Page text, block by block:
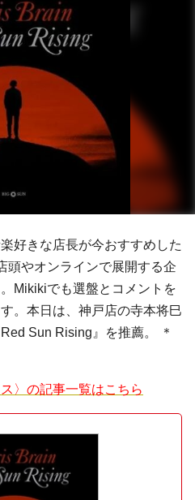
好きな店長が今おすすめした
頭やオンラインで展開する企
。Mikikiでも選盤とコメントを
。本日は、神戸店の寺本将巳
Sun Rising』を推薦。 ＊
〉の記事一覧はこちら